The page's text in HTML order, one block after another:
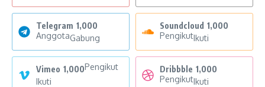
Telegram 1,000
AnggotaGabung
Soundcloud 1,000
PengikutIkuti
Vimeo 1,000Pengikut
Ikuti
Dribbble 1,000
PengikutIkuti